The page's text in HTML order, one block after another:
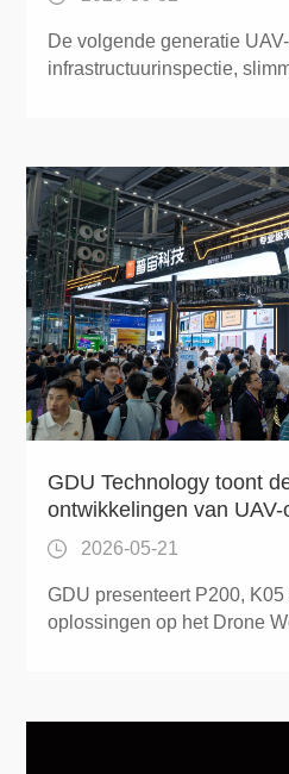
De volgende generatie
infrastructuurinspectie,
GDU Technology toont
ontwikkelingen van
Drone World Congress
2026-05-21
GDU presenteert P200,
oplossingen op het Drone